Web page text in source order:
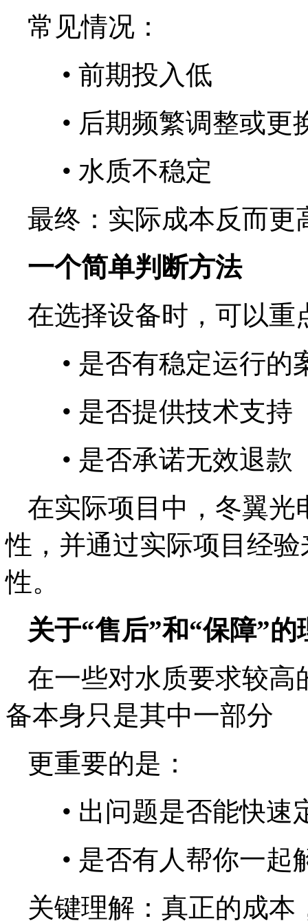
常见情况：
• 前期投入低
• 后期频繁调整或更
• 水质不稳定
最终：实际成本反而更
一个简单判断方法
在选择设备时，可以重
• 是否有稳定运行的
• 是否提供技术支持
• 是否承诺无效退款
在实际项目中，冬翼光
性，并通过实际项目经
性。
关于“售后”和“保障”的
在一些对水质要求较高
备本身只是其中一部分
更重要的是：
• 出问题是否能快速
• 是否有人帮你一起
关键理解：真正的成